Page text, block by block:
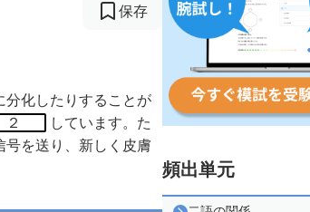
保存
分化したりすることが
２
しています。た
を送り、新しく皮膚
頻出単元